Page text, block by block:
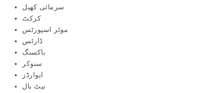
سرمائی کھیل
کرکٹ
موٹر اسپورٹس
ڈارٹس
باکسنگ
سنوکر
ایوارڈز
نیٹ بال